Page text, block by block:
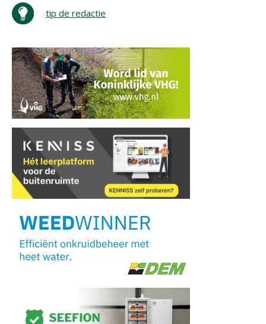
tip de redactie